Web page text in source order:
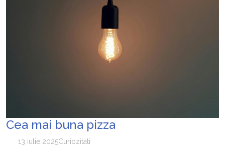
Cea mai buna pizza
13 iulie 2025Curiozitati